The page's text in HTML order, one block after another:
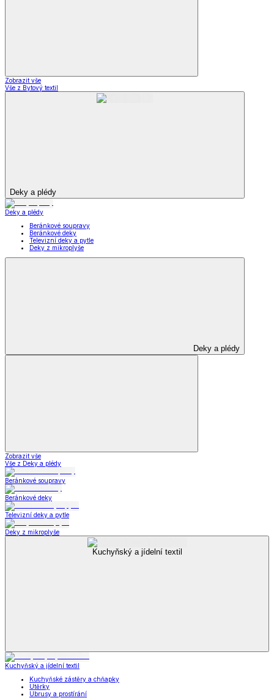
Zobrazit vše
Vše z Bytový textil
Deky a plédy
Deky a plédy
Beránkové soupravy
Beránkové deky
Televizní deky a pytle
Deky z mikroplyše
Deky a plédy
Zobrazit vše
Vše z Deky a plédy
Beránkové soupravy
Beránkové deky
Televizní deky a pytle
Deky z mikroplyše
Kuchyňský a jídelní textil
Kuchyňský a jídelní textil
Kuchyňské zástěry a chňapky
Utěrky
Ubrusy a prostírání